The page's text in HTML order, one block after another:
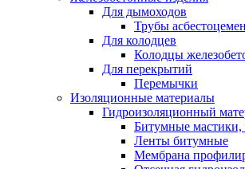
Для дымоходов
Трубы
Для колодцев
Колодцы
Для перекрытий
Перемычки
Изоляционные материалы
Гидроизоляционный
Битумные
Ленты битумные
Мембрана